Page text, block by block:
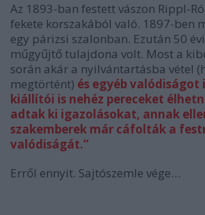
Az 1893-ban festett vászon Rippl-
fekete korszakából való. 1897-ben
egy párizsi szalonban. Ezután 50
műgyűjtő tulajdona volt. Most a
során akár a nyilvántartásba vétel
megtörtént) és egyéb
kiállítói is nehéz pereceket
adtak ki igazolásokat, annak
szakemberek már cáfolták a
valódiságát.”
Erről ennyit. Sajtószemle vége…